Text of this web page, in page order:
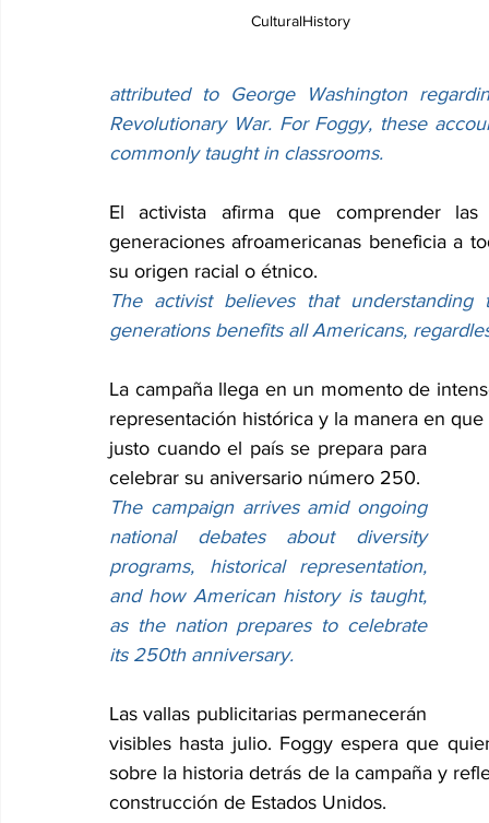
CulturalHistory
attributed to George Washington
Revolutionary War. For Foggy, these
commonly taught in classrooms.
El activista afirma que comprender
generaciones afroamericanas beneficia a
su origen racial o étnico.
The activist believes that
generations benefits all Americans,
La campaña llega en un momento de
representación histórica y la manera en
justo cuando el país se prepara para
celebrar su aniversario número 250.
The campaign arrives amid ongoing
national debates about diversity
programs, historical representation,
and how American history is taught,
as the nation prepares to celebrate
its 250th anniversary.
Las vallas publicitarias permanecerán
visibles hasta julio. Foggy espera que
sobre la historia detrás de la campaña y
construcción de Estados Unidos.